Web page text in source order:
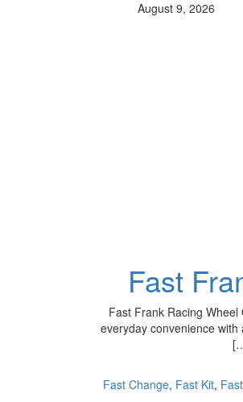
August 9, 2026
Fast
Fast Frank Racing
everyday convenience
Fast Change, Fast Kit,